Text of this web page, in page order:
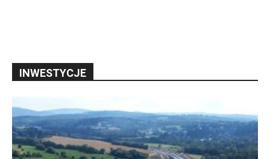
INWESTYCJE